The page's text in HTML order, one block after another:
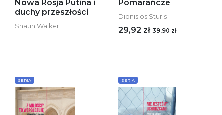
Nowa Rosja Putina i
duchy przeszłości
Shaun Walker
Pomarańcze
Dionisios Sturis
29,92 zł 39,90 zł
SERIA SERIA